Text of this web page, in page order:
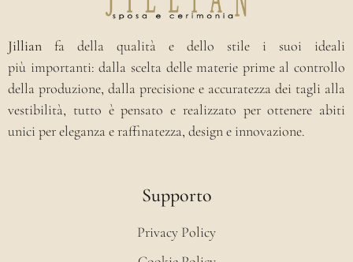
Jillian fa della qualità e dello stile i suoi ideali
più importanti: dalla scelta delle materie prime al controllo
della produzione, dalla precisione e accuratezza dei tagli alla
vestibilità, tutto è pensato e realizzato per ottenere abiti
unici per eleganza e raffinatezza, design e innovazione.
Supporto
Privacy Policy